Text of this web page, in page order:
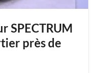
SPECTRUM
près de